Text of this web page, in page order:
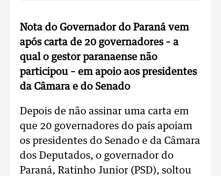
Nota do Governador do Paraná vem
após carta de 20 governadores – a
qual o gestor paranaense não
participou – em apoio aos presidentes
da Câmara e do Senado
Depois de não assinar uma carta em
que 20 governadores do país apoiam
os presidentes do Senado e da Câmara
dos Deputados, o governador do
Paraná, Ratinho Junior (PSD), soltou